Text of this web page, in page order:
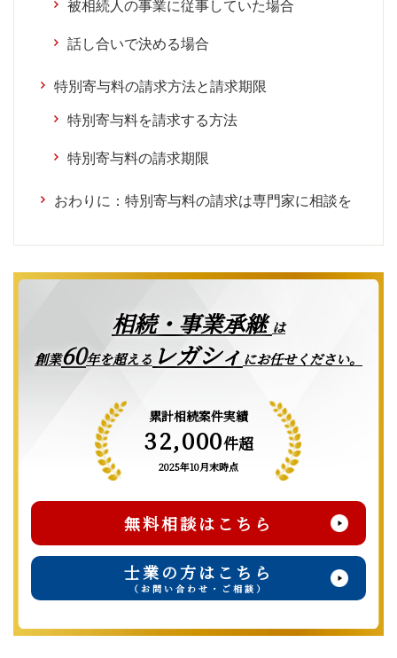
被相続人の事業に従事していた場合
話し合いで決める場合
特別寄与料の請求方法と請求期限
特別寄与料を請求する方法
特別寄与料の請求期限
おわりに：特別寄与料の請求は専門家に相談を
相続・事業承継は
創業60年を超える レガシィ にお任せください。
累計相続案件実績
32,000件超
2025年10月末時点
無料相談はこちら
士業の方はこちら
（お問い合わせ・ご相談）